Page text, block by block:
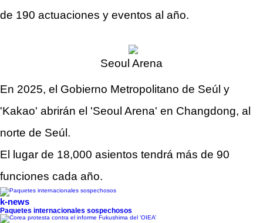
de 190 actuaciones y eventos al año.
Seoul Arena
En 2025, el Gobierno Metropolitano de Seúl y
'Kakao' abrirán el 'Seoul Arena' en Changdong, al
norte de Seúl.
El lugar de 18,000 asientos tendrá más de 90
funciones cada año.
k-news
Paquetes internacionales sospechosos